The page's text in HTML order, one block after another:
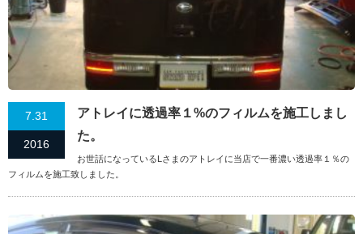
7.31
2016
アトレイに透過率１%のフィルムを施工しまし
た。
お世話になっているLさまのアトレイに当店で一番濃い透過率１％の
フィルムを施工致しました。